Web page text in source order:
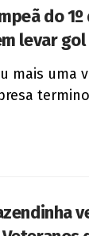
do
levar gol
mais uma